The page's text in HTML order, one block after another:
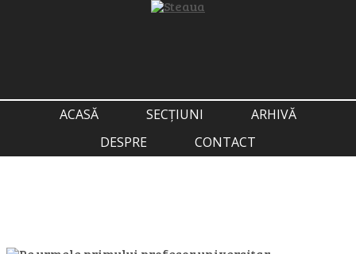
ACASĂ SECȚIUNI
ARHIVĂ
DESPRE
CONTACT